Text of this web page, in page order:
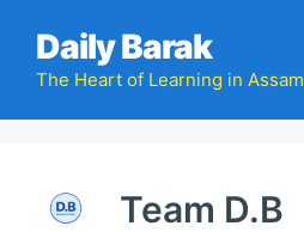
content
Daily Barak
The Heart of Learning in Assam
Team D.B